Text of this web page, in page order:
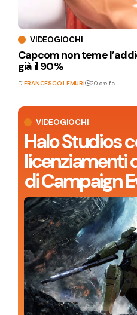
VIDEOGIOCHI
Halo Studios
licenziamenti
di Campaign
VIDEOGIOCHI
Capcom non teme
già il 90%
DiFRANCESCO LEMURI 20 ore fa